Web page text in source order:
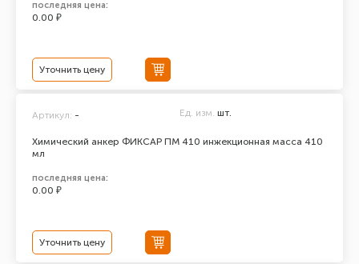
последняя цена:
0.00 ₽
Уточнить цену
Химический анкер ФИКСАР ПМ 410 инжекционная масса 410
мл
Артикул: - Ед. изм. шт.
последняя цена:
0.00 ₽
Уточнить цену